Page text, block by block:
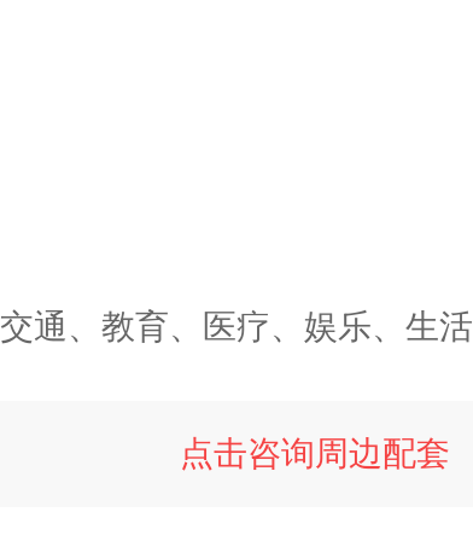
交通、教育、医疗、娱乐、生活
点击咨询周边配套